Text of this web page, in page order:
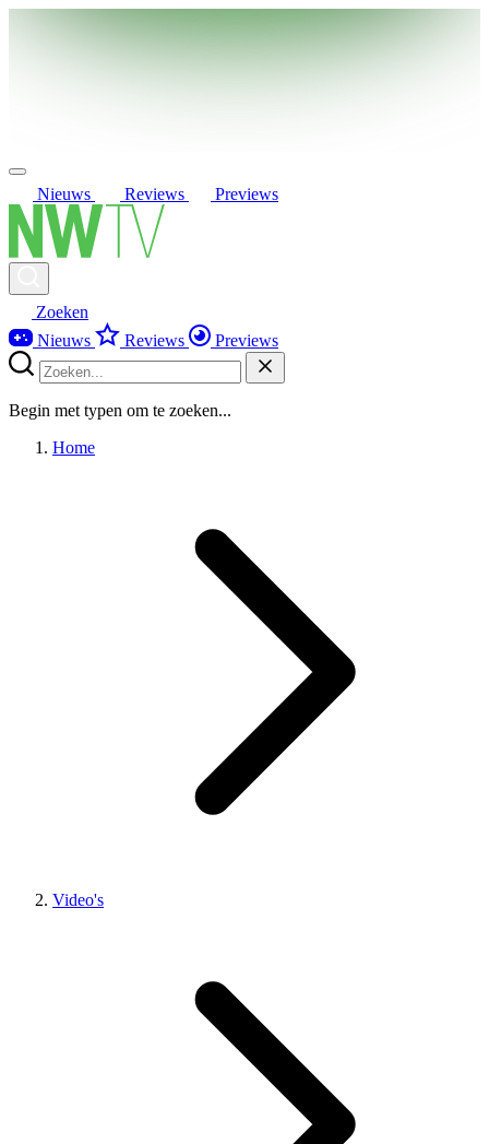
Nieuws Reviews Previews
Zoeken
Nieuws
Reviews Previews
Begin met typen om te zoeken...
Home
Video's